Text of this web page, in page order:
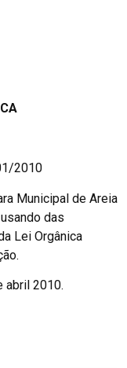
2010
Municipal de Areia
das
Lei Orgânica
abril 2010.